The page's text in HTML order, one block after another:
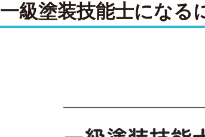
一級塗装技能士になる